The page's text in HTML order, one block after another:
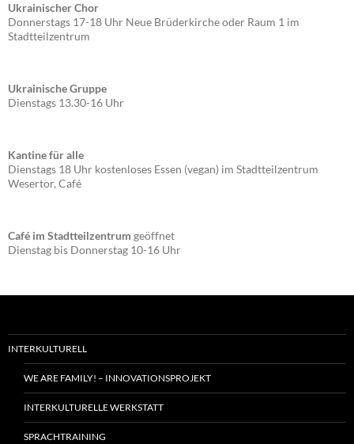
Ukrainischer Chor
Donnerstags 17-18 Uhr Neue Brüderkirche oder Raum 1 im
Stadtteilzentrum
Ukrainische Gruppe
Dienstags 13.30-16 Uhr
Kantine für alle
Dienstags 18 Uhr kostenloses Essen (vegan) im Stadtteilzentrum
Wesertor, Café
Café im Stadtteilzentrum geöffnet
Dienstag bis Donnerstag 10-16 Uhr
INTERKULTURELL
WE ARE FAMILY! – INNOVATIONSPROJEKT
INTERKULTURELLE WERKSTATT
SPRACHTRAINING